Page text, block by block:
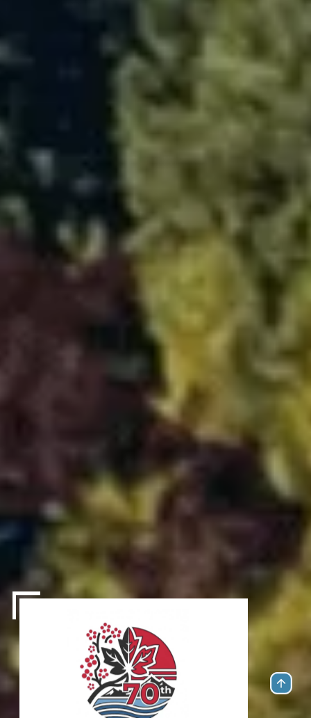
バンクーバー日本商工会（懇話会）について
日本とカナダ・日本とブリティッシュコロンビア州の経済・ビジネス活